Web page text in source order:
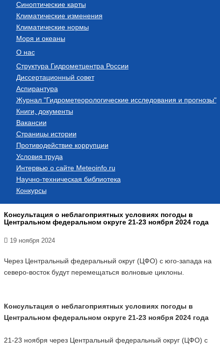
Синоптические карты
Климатические изменения
Климатические нормы
Моря и океаны
О нас
Структура Гидрометцентра России
Диссертационный совет
Аспирантура
Журнал "Гидрометеорологические исследования и прогнозы"
Книги, документы
Вакансии
Страницы истории
Противодействие коррупции
Условия труда
Интервью о сайте Meteoinfo.ru
Научно-техническая библиотека
Конкурсы
Консультация о неблагоприятных условиях погоды в
Центральном федеральном округе 21-23 ноября 2024 года
19 ноября 2024
Через Центральный федеральный округ (ЦФО) с юго-запада на
северо-восток будут перемещаться волновые циклоны.
Консультация о неблагоприятных условиях погоды в
Центральном федеральном округе 21-23 ноября 2024 года
21-23 ноября через Центральный федеральный округ (ЦФО) с